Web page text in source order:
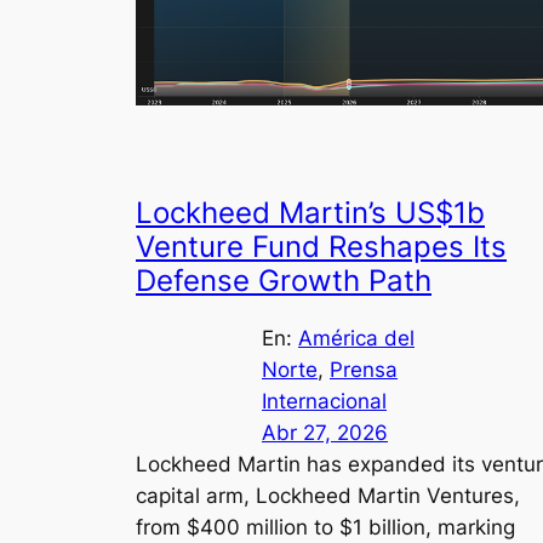
Lockheed Martin’s US$1b
Venture Fund Reshapes Its
Defense Growth Path
En: América del
Norte, Prensa
Internacional
Abr 27, 2026
Lockheed Martin has expanded its
capital arm, Lockheed Martin Ventures,
from $400 million to $1 billion, marking